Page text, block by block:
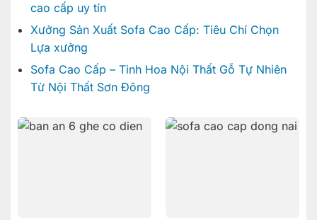
cao cấp uy tín
Xưởng Sản Xuất Sofa Cao Cấp: Tiêu Chí Chọn
Lựa xưởng
Sofa Cao Cấp – Tinh Hoa Nội Thất Gỗ Tự Nhiên
Từ Nội Thất Sơn Đông